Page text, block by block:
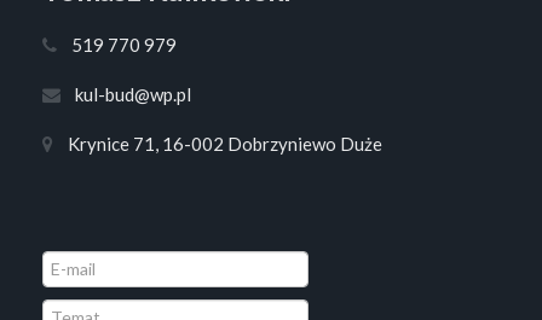
519 770 979
kul-bud@wp.pl
Krynice 71, 16-002 Dobrzyniewo Duże